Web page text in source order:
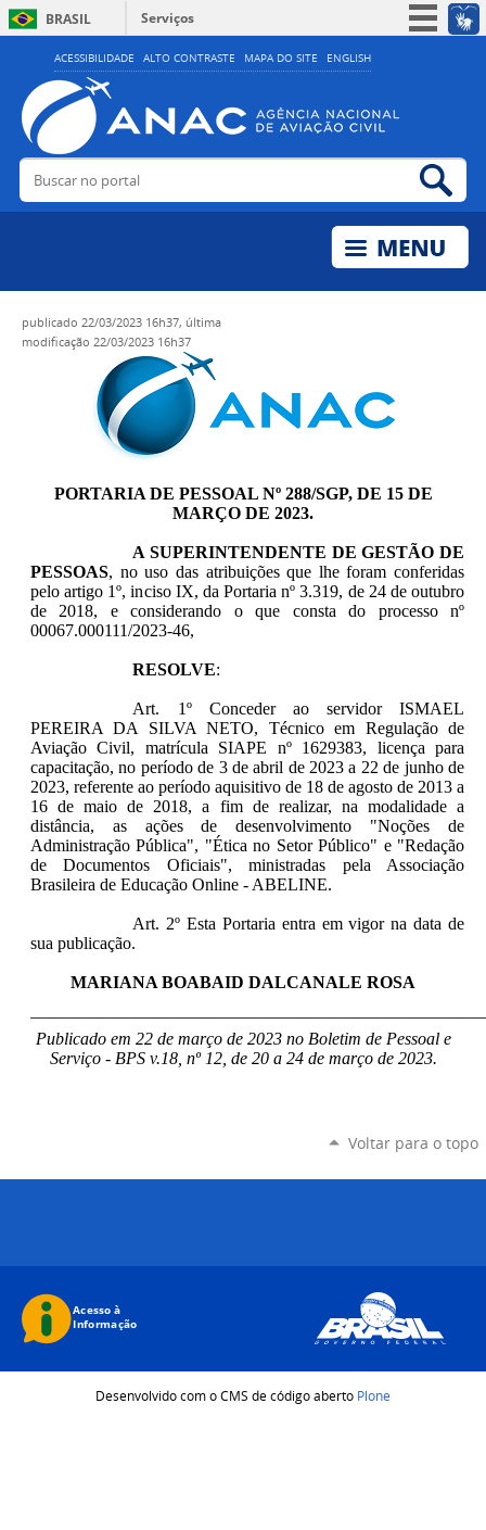
ACESSIBILIDADE ALTO CONTRASTE MAPA DO SITE ENGLISH
BRASIL
Serviços
Simplifique!
Acesso à informação
Legislação
Buscar no portal
publicado 22/03/2023 16h37, última
modificação 22/03/2023 16h37
PORTARIA DE PESSOAL Nº 288/SGP, DE 15 DE
MARÇO DE 2023.
A SUPERINTENDENTE DE GESTÃO DE
PESSOAS, no uso das atribuições que lhe foram conferidas
pelo artigo 1º, inciso IX, da Portaria nº 3.319, de 24 de outubro
de 2018, e considerando o que consta do processo nº
00067.000111/2023-46,
RESOLVE:
Art. 1º Conceder ao servidor ISMAEL
PEREIRA DA SILVA NETO, Técnico em Regulação de
Aviação Civil, matrícula SIAPE nº 1629383, licença para
capacitação, no período de 3 de abril de 2023 a 22 de junho de
2023, referente ao período aquisitivo de 18 de agosto de 2013 a
16 de maio de 2018, a fim de realizar, na modalidade a
distância, as ações de desenvolvimento "Noções de
Administração Pública", "Ética no Setor Público" e "Redação
de Documentos Oficiais", ministradas pela Associação
Brasileira de Educação Online - ABELINE.
Art. 2º Esta Portaria entra em vigor na data de
sua publicação.
MARIANA BOABAID DALCANALE ROSA
Publicado em 22 de março de 2023 no Boletim de Pessoal e
Serviço - BPS v.18, nº 12, de 20 a 24 de março de 2023.
Voltar para o topo
Desenvolvido com o CMS de código aberto Plone